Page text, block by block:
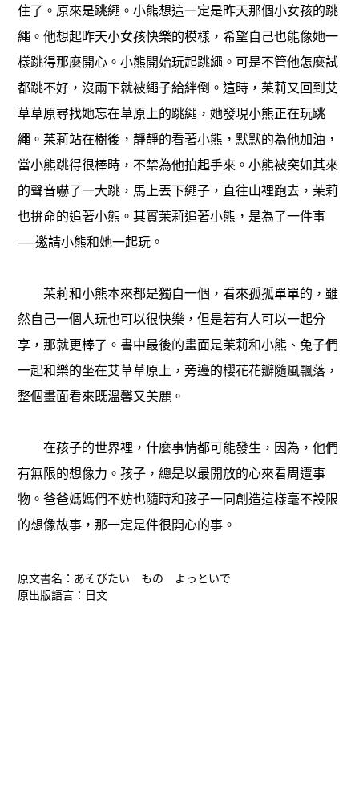
住了。原來是跳繩。小熊想這一定是昨天那個小女孩的跳
繩。他想起昨天小女孩快樂的模樣，希望自己也能像她一
樣跳得那麼開心。小熊開始玩起跳繩。可是不管他怎麼試
都跳不好，沒兩下就被繩子給絆倒。這時，苿莉又回到艾
草草原尋找她忘在草原上的跳繩，她發現小熊正在玩跳
繩。苿莉站在樹後，靜靜的看著小熊，默默的為他加油，
當小熊跳得很棒時，不禁為他拍起手來。小熊被突如其來
的聲音嚇了一大跳，馬上丟下繩子，直往山裡跑去，茉莉
也拚命的追著小熊。其實茉莉追著小熊，是為了一件事
──邀請小熊和她一起玩。
苿莉和小熊本來都是獨自一個，看來孤孤單單的，雖
然自己一個人玩也可以很快樂，但是若有人可以一起分
享，那就更棒了。書中最後的畫面是苿莉和小熊、兔子們
一起和樂的坐在艾草草原上，旁邊的櫻花花瓣隨風飄落，
整個畫面看來既溫馨又美麗。
在孩子的世界裡，什麼事情都可能發生，因為，他們
有無限的想像力。孩子，總是以最開放的心來看周遭事
物。爸爸媽媽們不妨也隨時和孩子一同創造這樣毫不設限
的想像故事，那一定是件很開心的事。
原文書名：あそびたい もの よっといで
原出版語言：日文